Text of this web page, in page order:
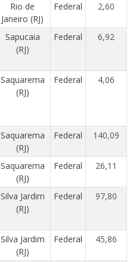
Rio de
Janeiro (RJ)
Federal 2,60
Sapucaia
(RJ)
Federal 6,92
Saquarema
(RJ)
Federal 4,06
Saquarema
(RJ)
Federal 140,09
Saquarema
(RJ)
Federal 26,11
Silva Jardim
(RJ)
Federal 97,80
Silva Jardim
(RJ)
Federal 45,86